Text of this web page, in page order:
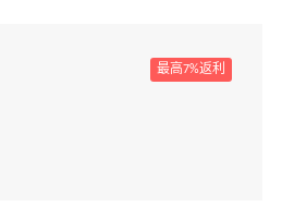
最高7%返利